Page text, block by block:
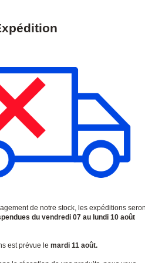
du 07 au 10 août inclus.